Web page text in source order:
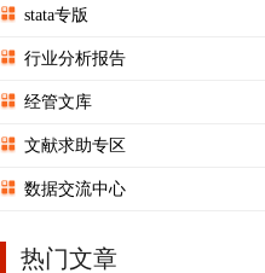
stata专版
行业分析报告
经管文库
文献求助专区
数据交流中心
热门文章